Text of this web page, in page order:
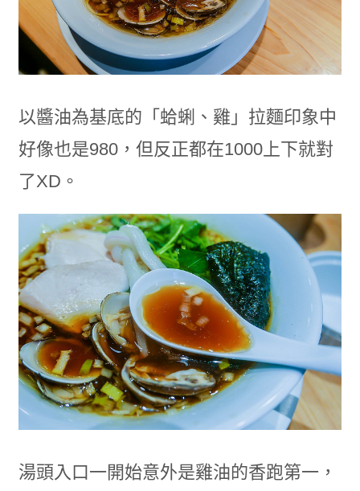
以醬油為基底的「蛤蜊、雞」拉麵印象中
好像也是980，但反正都在1000上下就對
了XD。
湯頭入口一開始意外是雞油的香跑第一，